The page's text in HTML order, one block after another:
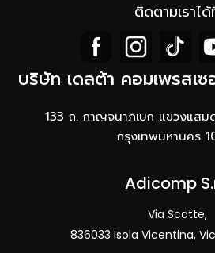
ติดตามเราไ
บริษัท เดลต้า คอมเพรสเซ
133 ถ. กาญจนาภิเษก แขวงแสม
กรุงเทพมหานคร
Adicomp
Via Scotte,
836033 Isola Vicentina,